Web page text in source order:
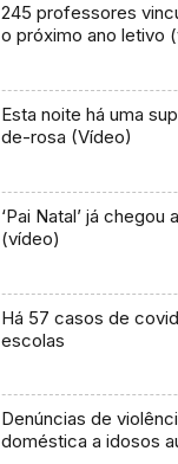
245 professores
o próximo ano letivo
Esta noite há uma
de-rosa (Vídeo)
‘Pai Natal’ já chegou
(vídeo)
Há 57 casos de
escolas
Denúncias de
doméstica a idosos